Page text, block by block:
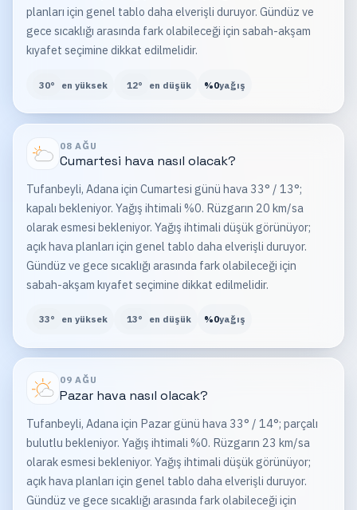
planları için genel tablo daha elverişli duruyor. Gündüz ve
gece sıcaklığı arasında fark olabileceği için sabah-akşam
kıyafet seçimine dikkat edilmelidir.
30° en yüksek 12° en düşük %0yağış
08 AĞU
Cumartesi hava nasıl olacak?
Tufanbeyli, Adana için Cumartesi günü hava 33° / 13°;
kapalı bekleniyor. Yağış ihtimali %0. Rüzgarın 20 km/sa
olarak esmesi bekleniyor. Yağış ihtimali düşük görünüyor;
açık hava planları için genel tablo daha elverişli duruyor.
Gündüz ve gece sıcaklığı arasında fark olabileceği için
sabah-akşam kıyafet seçimine dikkat edilmelidir.
33° en yüksek 13° en düşük %0yağış
09 AĞU
Pazarhava nasıl olacak?
Tufanbeyli, Adana için Pazar günü hava 33° / 14°; parçalı
bulutlu bekleniyor. Yağış ihtimali %0. Rüzgarın 23 km/sa
olarak esmesi bekleniyor. Yağış ihtimali düşük görünüyor;
açık hava planları için genel tablo daha elverişli duruyor.
Gündüz ve gece sıcaklığı arasında fark olabileceği için